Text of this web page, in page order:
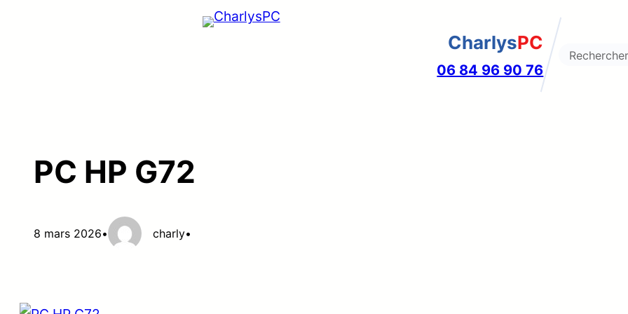
CharlysPC
06 84 96 90 76
Search
PC HP G72
8 mars 2026• charly•